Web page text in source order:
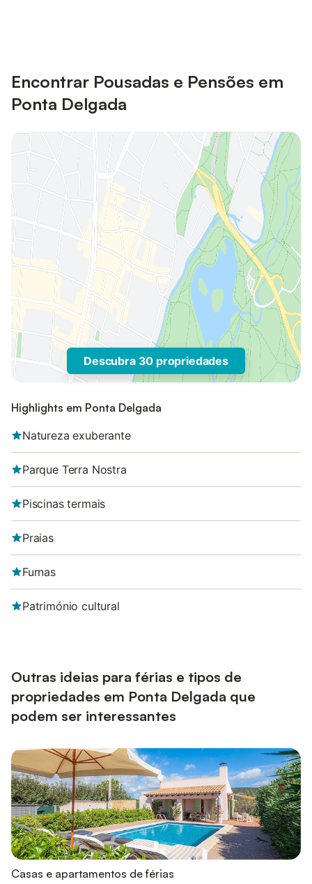
Encontrar Pousadas e Pensões em
Ponta Delgada
Descubra 30 propriedades
Highlights em Ponta Delgada
Natureza exuberante
Parque Terra Nostra
Piscinas termais
Praias
Furnas
Património cultural
Outras ideias para férias e tipos de
propriedades em Ponta Delgada que
podem ser interessantes
Casas e apartamentos de férias